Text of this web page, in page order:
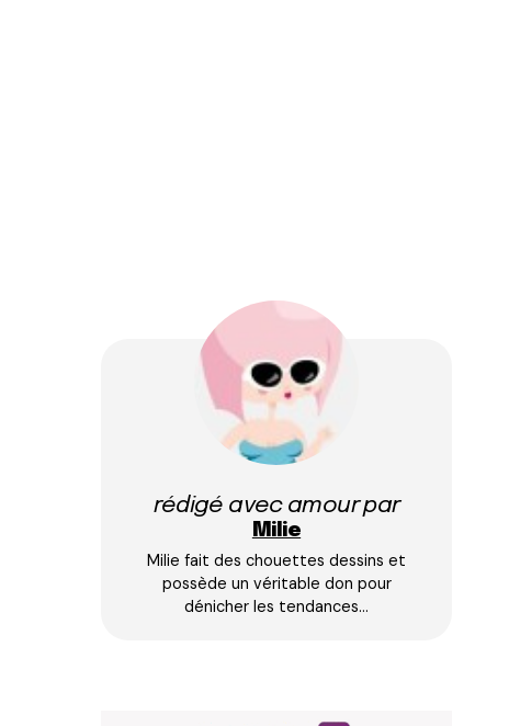
rédigé avec amour par
Milie
Milie fait des chouettes dessins et
possède un véritable don pour
dénicher les tendances…